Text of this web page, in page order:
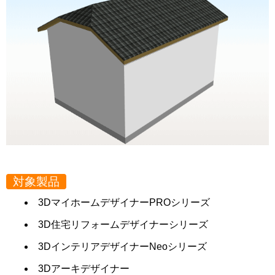
対象製品
3DマイホームデザイナーPROシリーズ
3D住宅リフォームデザイナーシリーズ
3DインテリアデザイナーNeoシリーズ
3Dアーキデザイナー